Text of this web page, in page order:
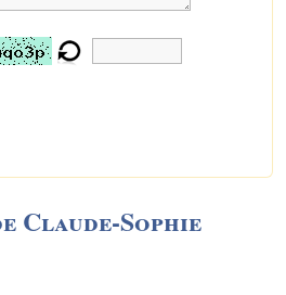
Claude-Sophie